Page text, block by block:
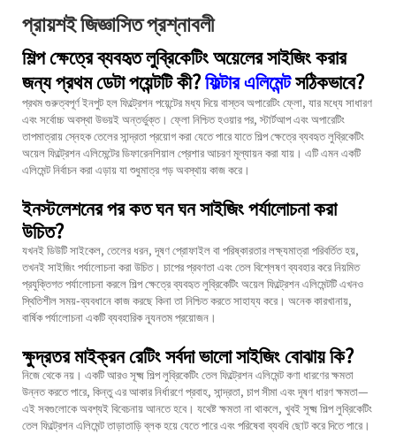
প্রায়শই জিজ্ঞাসিত প্রশ্নাবলী
শিল্প ক্ষেত্রে ব্যবহৃত লুব্রিকেটিং অয়েলের সাইজিং করার
জন্য প্রথম ডেটা পয়েন্টটি কী?ফিল্টার এলিমেন্টসঠিকভাবে?
প্রথম গুরুত্বপূর্ণ ইনপুট হল ফিল্ট্রেশন পয়েন্টের মধ্য দিয়ে বাস্তব অপারেটিং ফ্লো, যার মধ্যে সাধারণ
এবং সর্বোচ্চ অবস্থা উভয়ই অন্তর্ভুক্ত। ফ্লো নিশ্চিত হওয়ার পর, স্টার্টআপ এবং অপারেটিং
তাপমাত্রায় স্নেহক তেলের সান্দ্রতা প্রয়োগ করা যেতে পারে যাতে শিল্প ক্ষেত্রে ব্যবহৃত লুব্রিকেটিং
অয়েল ফিল্ট্রেশন এলিমেন্টের ডিফারেনশিয়াল প্রেশার আচরণ মূল্যায়ন করা যায়। এটি এমন একটি
এলিমেন্ট নির্বাচন করা এড়ায় যা শুধুমাত্র গড় অবস্থায় কাজ করে।
ইনস্টলেশনের পর কত ঘন ঘন সাইজিং পর্যালোচনা করা
উচিত?
যখনই ডিউটি সাইকেল, তেলের ধরন, দূষণ প্রোফাইল বা পরিষ্কারতার লক্ষ্যমাত্রা পরিবর্তিত হয়,
তখনই সাইজিং পর্যালোচনা করা উচিত। চাপের প্রবণতা এবং তেল বিশ্লেষণ ব্যবহার করে নিয়মিত
প্রযুক্তিগত পর্যালোচনা করলে শিল্প ক্ষেত্রে ব্যবহৃত লুব্রিকেটিং অয়েল ফিল্ট্রেশন এলিমেন্টটি এখনও
স্থিতিশীল সময়-ব্যবধানে কাজ করছে কিনা তা নিশ্চিত করতে সাহায্য করে। অনেক কারখানায়,
বার্ষিক পর্যালোচনা একটি ব্যবহারিক ন্যূনতম প্রয়োজন।
ক্ষুদ্রতর মাইক্রন রেটিং সর্বদা ভালো সাইজিং বোঝায় কি?
নিজে থেকে নয়। একটি আরও সূক্ষ্ম শিল্প লুব্রিকেটিং তেল ফিল্ট্রেশন এলিমেন্ট কণা ধারণের ক্ষমতা
উন্নত করতে পারে, কিন্তু এর আকার নির্ধারণে প্রবাহ, সান্দ্রতা, চাপ সীমা এবং দূষণ ধারণ ক্ষমতা—
এই সবগুলোকে অবশ্যই বিবেচনায় আনতে হবে। যথেষ্ট ক্ষমতা না থাকলে, খুবই সূক্ষ্ম শিল্প লুব্রিকেটিং
তেল ফিল্ট্রেশন এলিমেন্ট তাড়াতাড়ি ব্লক হয়ে যেতে পারে এবং পরিষেবা ব্যবধি ছোট করে দিতে পারে।